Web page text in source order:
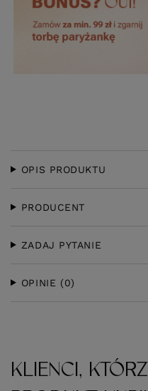
OPIS PRODUKTU
PRODUCENT
ZADAJ PYTANIE
OPINIE (0)
KLIENCI,